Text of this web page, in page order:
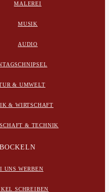
MALEREI
MUSIK
AUDIO
& UMWELT
& WIRTSCHAFT
& TECHNIK
UNS WERBEN
SCHREIBEN